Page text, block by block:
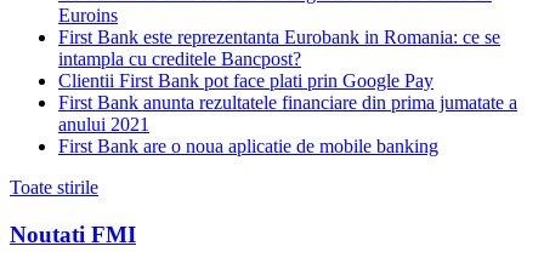
Euroins
First Bank este reprezentanta Eurobank in Romania: ce se
intampla cu creditele Bancpost?
Clientii First Bank pot face plati prin Google Pay
First Bank anunta rezultatele financiare din prima jumatate a
anului 2021
First Bank are o noua aplicatie de mobile banking
Toate stirile
Noutati FMI